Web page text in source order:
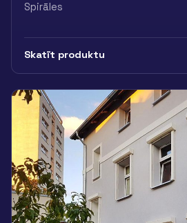
Spirāles
Skatīt produktu